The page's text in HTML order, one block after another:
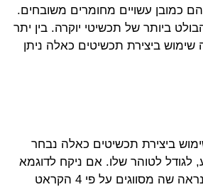
כמובן עשויים מחומרים משובחים.
ביותר של תכשיטי יוקרה. בין יתר
ביצירת תכשיטים כאלה ניתן
ביצירת תכשיטים כאלה נבחר
לטוהר שלו. אם ניקח לדוגמא
את היהלומים, אנחנו נראה שה מסווגים על פי 4 הקראט